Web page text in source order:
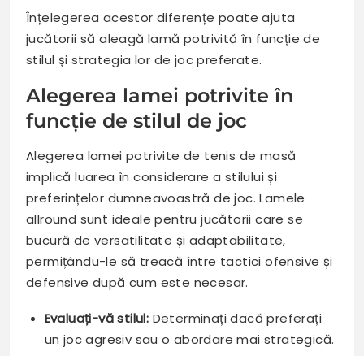
Înțelegerea acestor diferențe poate ajuta
jucătorii să aleagă lamă potrivită în funcție de
stilul și strategia lor de joc preferate.
Alegerea lamei potrivite în
funcție de stilul de joc
Alegerea lamei potrivite de tenis de masă
implică luarea în considerare a stilului și
preferințelor dumneavoastră de joc. Lamele
allround sunt ideale pentru jucătorii care se
bucură de versatilitate și adaptabilitate,
permițându-le să treacă între tactici ofensive și
defensive după cum este necesar.
Evaluați-vă stilul: Determinați dacă preferați
un joc agresiv sau o abordare mai strategică.